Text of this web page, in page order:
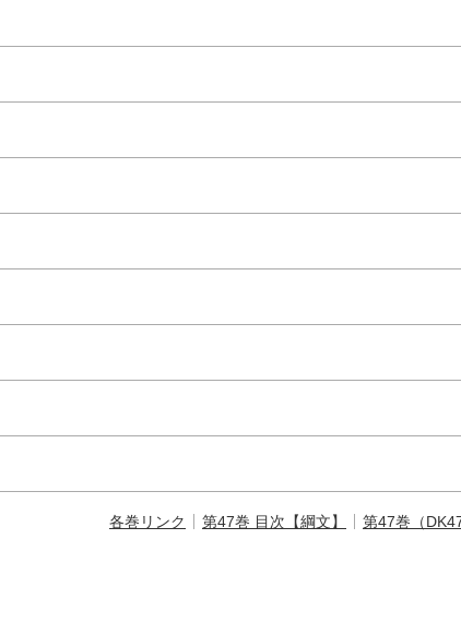
各巻リンク 第47巻 目次【綱文】 第47巻（